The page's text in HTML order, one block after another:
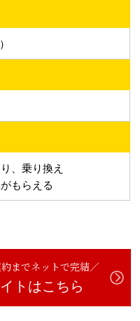
、乗り換え
もらえる
までネットで完結／
トはこちら